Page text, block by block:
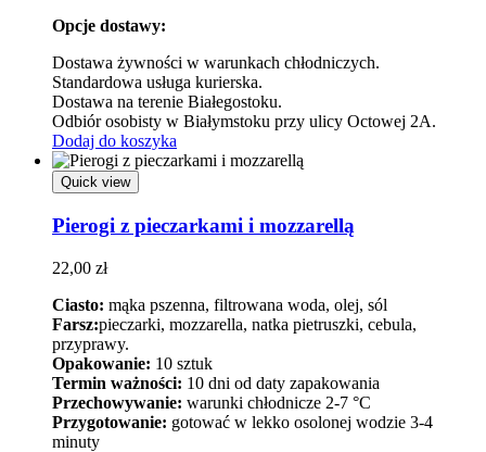
Opcje dostawy:
Dostawa żywności w warunkach chłodniczych.
Standardowa usługa kurierska.
Dostawa na terenie Białegostoku.
Odbiór osobisty w Białymstoku przy ulicy Octowej 2A.
Dodaj do koszyka
Quick view
Pierogi z pieczarkami i mozzarellą
22,00 zł
Ciasto: mąka pszenna, filtrowana woda, olej, sól
Farsz:pieczarki, mozzarella, natka pietruszki, cebula,
przyprawy.
Opakowanie: 10 sztuk
Termin ważności: 10 dni od daty zapakowania
Przechowywanie: warunki chłodnicze 2-7 °C
Przygotowanie: gotować w lekko osolonej wodzie 3-4
minuty